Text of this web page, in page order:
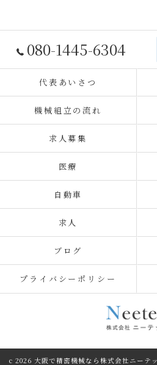
080-1445-6304
代表あいさつ
機械組立の流れ
求人募集
医療
自動車
求人
ブログ
プライバシーポリシー
c 2026 大阪で精密機械なら株式会社ニー